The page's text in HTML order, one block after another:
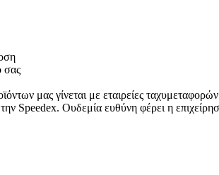
σας
μας γίνεται με εταιρείες
Speedex. Oυδεμία ευθύνη φέρει η